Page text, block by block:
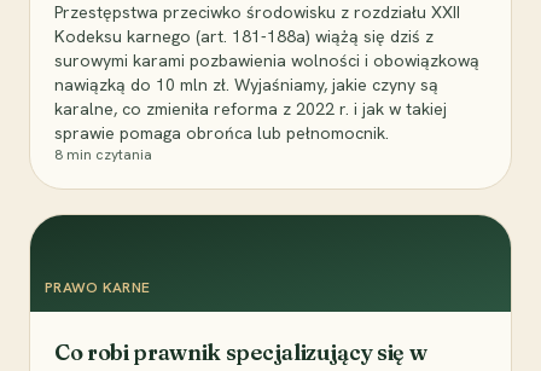
Przestępstwa przeciwko środowisku z rozdziału XXII
Kodeksu karnego (art. 181-188a) wiążą się dziś z
surowymi karami pozbawienia wolności i obowiązkową
nawiązką do 10 mln zł. Wyjaśniamy, jakie czyny są
karalne, co zmieniła reforma z 2022 r. i jak w takiej
sprawie pomaga obrońca lub pełnomocnik.
8 min czytania
PRAWO KARNE
Co robi prawnik specjalizujący się w